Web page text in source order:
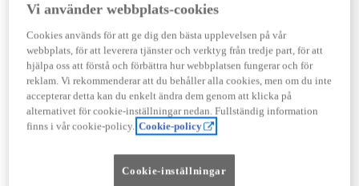
Cylindrar
Kapacitet
1 798cc
Effekt
103kw (140 hk)
Prestanda
Topphastighet
Acceleration 0-100km/h
Vi använder webbplats-cookies
Cookies används för att ge dig den bästa upplevelsen på vår
webbplats, för att leverera tjänster och verktyg från tredje part, för att
hjälpa oss att förstå och förbättra hur webbplatsen fungerar och för
reklam. Vi rekommenderar att du behåller alla cookies, men om du inte
accepterar detta kan du enkelt ändra dem genom att klicka på
alternativet för cookie-inställningar nedan. Fullständig information
finns i vår cookie-policy. Cookie-policy
Cookie-inställningar